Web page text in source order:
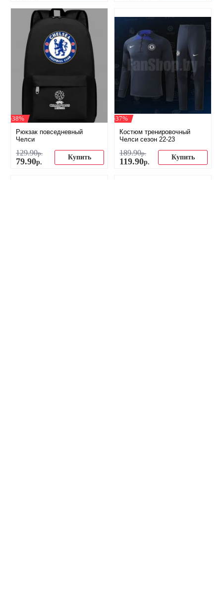
-38%
Рюкзак повседневный
Челси
129.90р.
79.90р.
Купить
-37%
Костюм тренировочный
Челси сезон 22-23
189.90р.
119.90р.
Купить